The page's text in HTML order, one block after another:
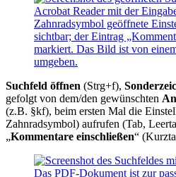
Suchfeld öffnen (Strg+f),
gefolgt von dem/den gewünschten
(z.B. §kf), beim ersten Mal die
Zahnradsymbol) aufrufen (Tab,
„Kommentare einschließen“